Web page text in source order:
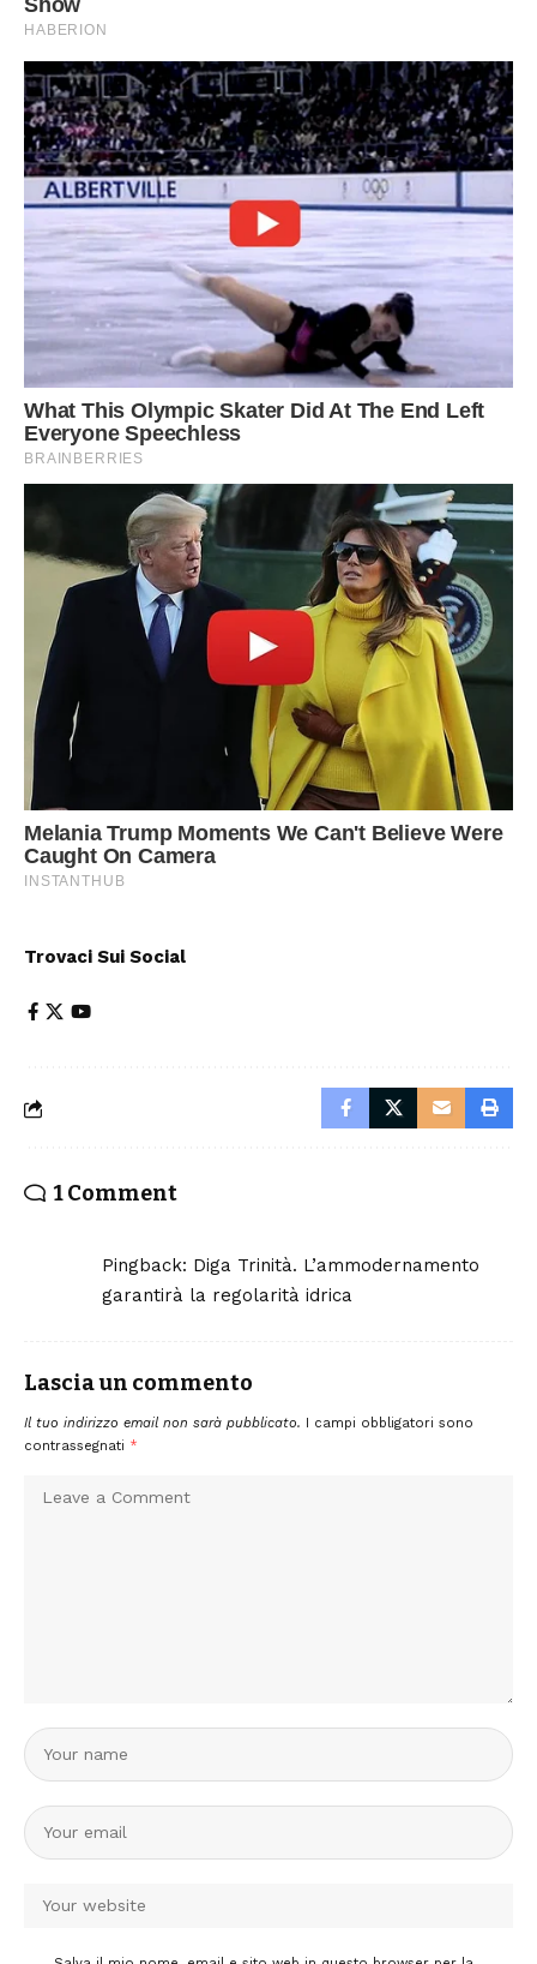
Trovaci Sui Social
1 Comment
Pingback: Diga Trinità. L’ammodernamento
garantirà la regolarità idrica
Lascia un commento
Il tuo indirizzo email non sarà pubblicato.
I campi obbligatori sono
contrassegnati *